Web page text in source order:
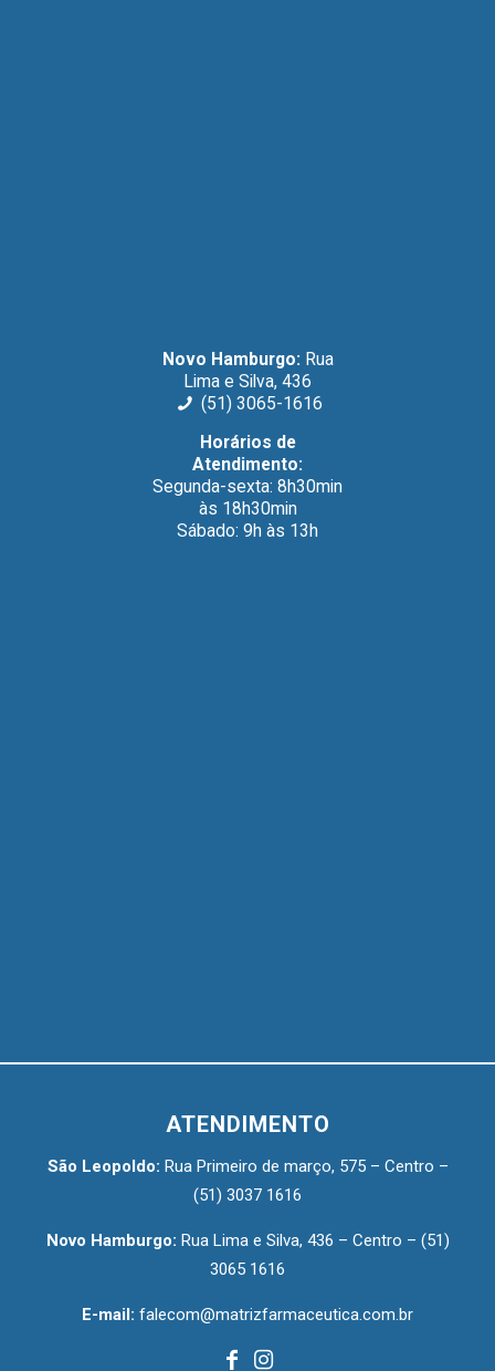
Novo Hamburgo: Rua
Lima e Silva, 436
(51) 3065-1616
Horários de
Atendimento:
Segunda-sexta: 8h30min
às 18h30min
Sábado: 9h às 13h
ATENDIMENTO
São Leopoldo: Rua Primeiro de março, 575 – Centro –
(51) 3037 1616
Novo Hamburgo: Rua Lima e Silva, 436 – Centro – (51)
3065 1616
E-mail: falecom@matrizfarmaceutica.com.br